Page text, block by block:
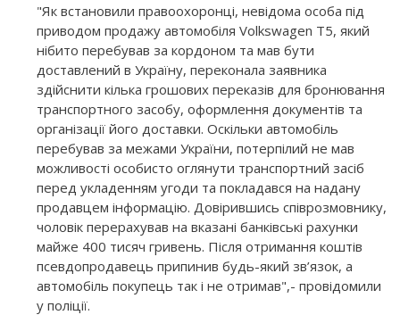
"Як встановили правоохоронці, невідома особа під
приводом продажу автомобіля Volkswagen T5, який
нібито перебував за кордоном та мав бути
доставлений в Україну, переконала заявника
здійснити кілька грошових переказів для бронювання
транспортного засобу, оформлення документів та
організації його доставки. Оскільки автомобіль
перебував за межами України, потерпілий не мав
можливості особисто оглянути транспортний засіб
перед укладенням угоди та покладався на надану
продавцем інформацію. Довірившись співрозмовнику,
чоловік перерахував на вказані банківські рахунки
майже 400 тисяч гривень. Після отримання коштів
псевдопродавець припинив будь-який зв’язок, а
автомобіль покупець так і не отримав",- провідомили
у поліції.